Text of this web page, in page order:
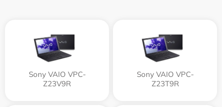
Sony VAIO VPC-
Z23V9R
Sony VAIO VPC-
Z23T9R